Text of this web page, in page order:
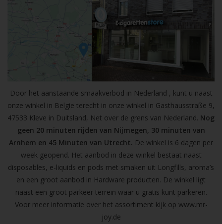
Door het aanstaande smaakverbod in Nederland , kunt u naast
onze winkel in Belgie terecht in onze winkel in Gasthausstraße 9,
47533 Kleve in Duitsland, Net over de grens van Nederland. Nog
geen 20 minuten rijden van Nijmegen, 30 minuten van
Arnhem en 45 Minuten van Utrecht. De winkel is 6 dagen per
week geopend. Het aanbod in deze winkel bestaat naast
disposables, e-liquids en pods met smaken uit Longfills, aroma’s
en een groot aanbod in Hardware producten. De winkel ligt
naast een groot parkeer terrein waar u gratis kunt parkeren.
Voor meer informatie over het assortiment kijk op www.mr-
joy.de